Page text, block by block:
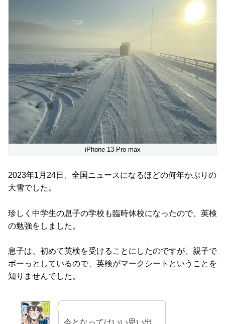
iPhone 13 Pro max
2023年1月24日、全国ニュースになるほどの何年かぶりの
大雪でした。
珍しく中学生の息子の学校も臨時休校になったので、英検
の勉強をしました。
息子は、初めて英検を受けることにしたのですが、親子で
ボーっとしているので、英検がマークシートということを
知りませんでした。